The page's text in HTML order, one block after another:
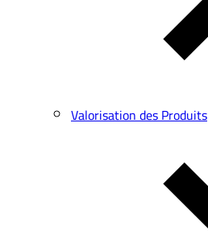
Valorisation des Produits